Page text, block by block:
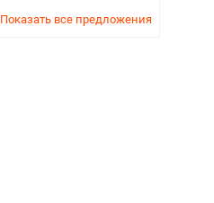
Показать все предложения